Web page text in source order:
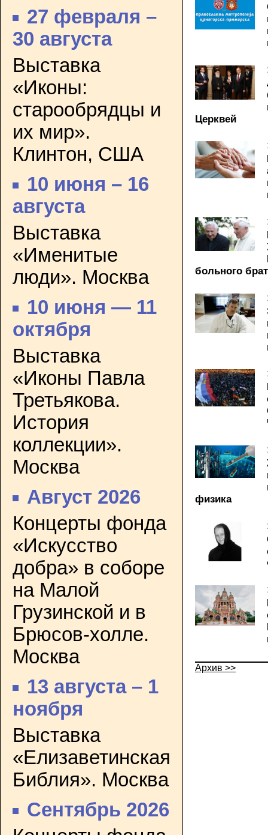
27 февраля –
30 августа
Выставка
«Иконы:
старообрядцы и
их мир».
Клинтон, США
10 июня – 16
августа
Выставка
«Именитые
люди». Москва
10 июня — 11
октября
Выставка
«Иконы Павла
Третьякова.
История
коллекции».
Москва
Август 2026
Концерты фонда
«Искусство
добра» в соборе
на Малой
Грузинской и в
Брюсов-холле.
Москва
13 августа – 1
ноября
Выставка
«Елизаветинская
Библия». Москва
Сентябрь 2026
Церквей
больного
физика
Архив >>